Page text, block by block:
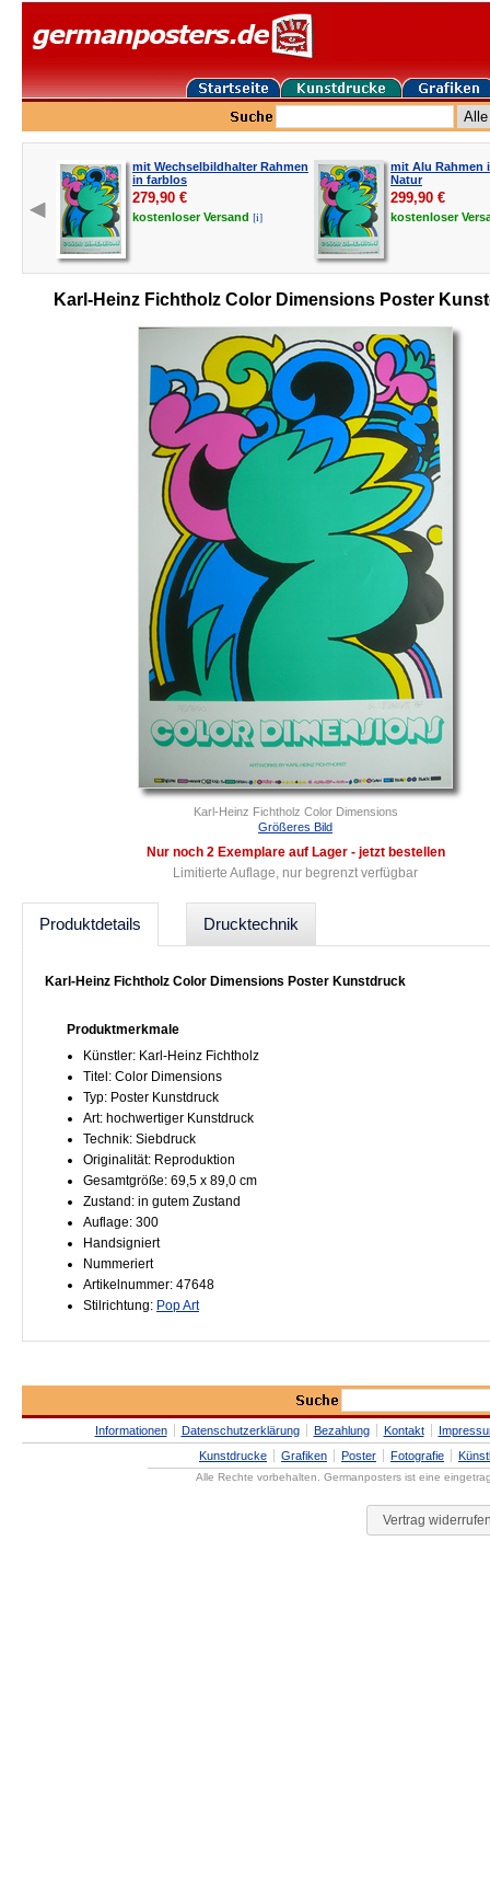
mit Wechselbildhalter Rahmen
in farblos
279,90 €
kostenloserVersand [i]
mit Alu Rahmen
Natur
299,90 €
kostenloser
Karl-Heinz Fichtholz Color Dimensions Poster
Karl-Heinz Fichtholz Color Dimensions
Größeres Bild
Nur noch 2 Exemplare auf Lager - jetzt bestellen
Limitierte Auflage, nur begrenzt verfügbar
Produktdetails Drucktechnik
Karl-Heinz Fichtholz Color Dimensions Poster Kunstdruck
Produktmerkmale
Künstler: Karl-Heinz Fichtholz
Titel: Color Dimensions
Typ: Poster Kunstdruck
Art: hochwertiger Kunstdruck
Technik: Siebdruck
Originalität: Reproduktion
Gesamtgröße: 69,5 x 89,0 cm
Zustand: in gutem Zustand
Auflage: 300
Handsigniert
Nummeriert
Artikelnummer: 47648
Stilrichtung: Pop Art
Informationen Datenschutzerklärung Bezahlung Kontakt
Kunstdrucke
Grafiken Poster Fotografie
Alle Rechte vorbehalten. Germanposters ist eine
Vertrag